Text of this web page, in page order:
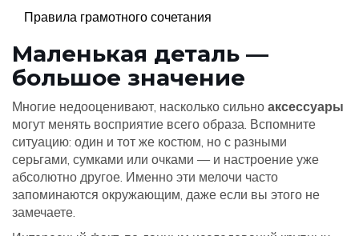
Правила грамотного сочетания
Маленькая деталь —
большое значение
Многие недооценивают, насколько сильно аксессуары
могут менять восприятие всего образа. Вспомните
ситуацию: один и тот же костюм, но с разными
серьгами, сумками или очками — и настроение уже
абсолютно другое. Именно эти мелочи часто
запоминаются окружающим, даже если вы этого не
замечаете.